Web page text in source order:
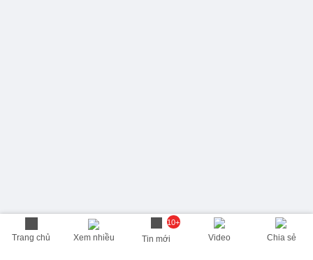
Trang chủ Xem nhiều
10+
Tin mới Video Chia sẻ